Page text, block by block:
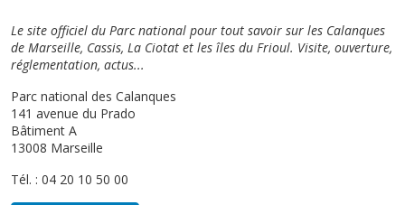
Le site officiel du Parc national pour tout savoir sur les Calanques
de Marseille, Cassis, La Ciotat et les îles du Frioul. Visite, ouverture,
réglementation, actus...
Parc national des Calanques
141 avenue du Prado
Bâtiment A
13008 Marseille
Tél. : 04 20 10 50 00